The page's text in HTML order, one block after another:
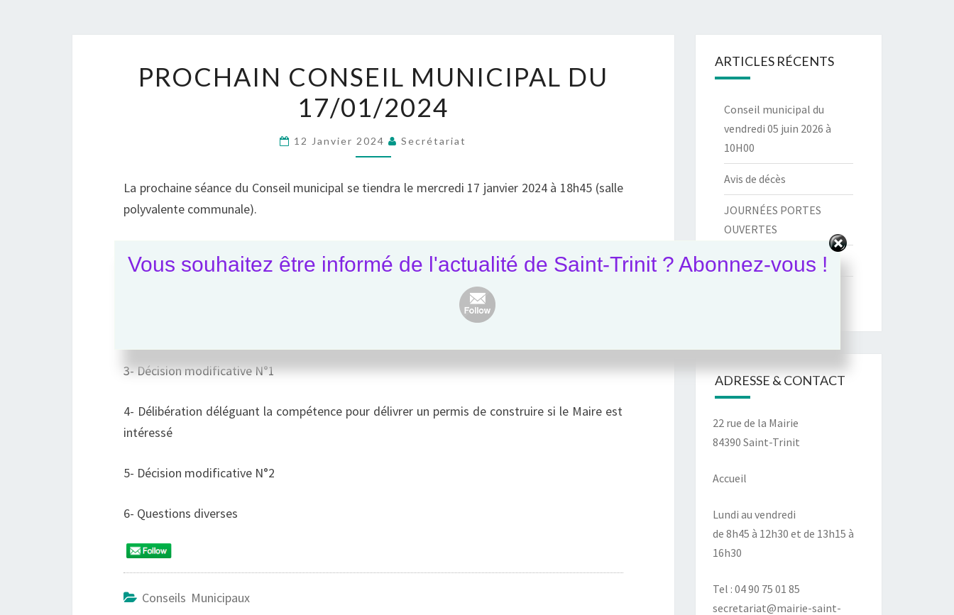
CONSEIL
MUNICIPAL
DU
17/01/2024
PROCHAIN CONSEIL MUNICIPAL DU
17/01/2024
12 Janvier 2024 Secrétariat
La prochaine séance du Conseil municipal se tiendra le mercredi 17 janvier 2024 à 18h45 (salle
polyvalente communale).
1- Approbation du procès-verbal de la précédente séance du Conseil municipal
3- Décision modificative N°1
4- Délibération déléguant la compétence pour délivrer un permis de construire si le Maire est
intéressé
5- Décision modificative N°2
6- Questions diverses
Conseils Municipaux
ARTICLES RÉCENTS
Conseil municipal du
vendredi 05 juin 2026 à
10H00
Avis de décès
JOURNÉES PORTES
OUVERTES
Budget primitif 2026
ADRESSE & CONTACT
22 rue de la Mairie
84390 Saint-Trinit
Accueil
Lundi au vendredi
de 8h45 à 12h30 et de 13h15 à
16h30
Tel : 04 90 75 01 85
secretariat@mairie-saint-
Vous souhaitez être informé de l'actualité de Saint-Trinit ? Abonnez-vous !